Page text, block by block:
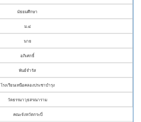
มัธยมศึกษา
ม.๔
นาย
อภิเศกธิ์
พันธ์จำรัส
โรงเรียนเหนือคลองประชาบำรุง
วัดธรรมาวุธสรณาราม
คณะจังหวัดกระบี่